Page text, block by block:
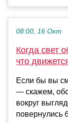
08:00, 16 Окт
Когда свет
что
Если бы вы
— скажем,
вокруг
повернулись